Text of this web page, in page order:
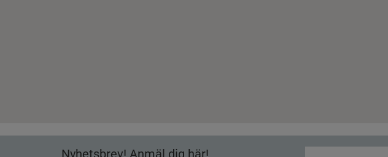
Nyhetsbrev! Anmäl dig här!